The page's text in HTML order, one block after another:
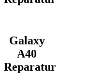
Galaxy
A40
Reparatur